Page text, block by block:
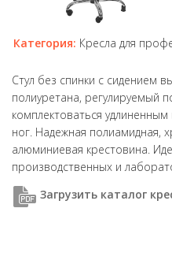
Категория: Кресла для
Стул без спинки с сидением
полиуретана, регулируемый
комплектоваться
ног. Надежная полиамидная,
алюминиевая крестовина.
производственных и
Загрузить каталог